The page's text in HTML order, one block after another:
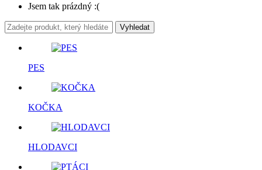
Jsem tak prázdný :(
Vyhledat
PES
KOČKA
HLODAVCI